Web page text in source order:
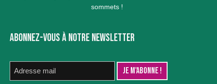
sommets !
ABONNEZ-VOUS À NOTRE NEWSLETTER